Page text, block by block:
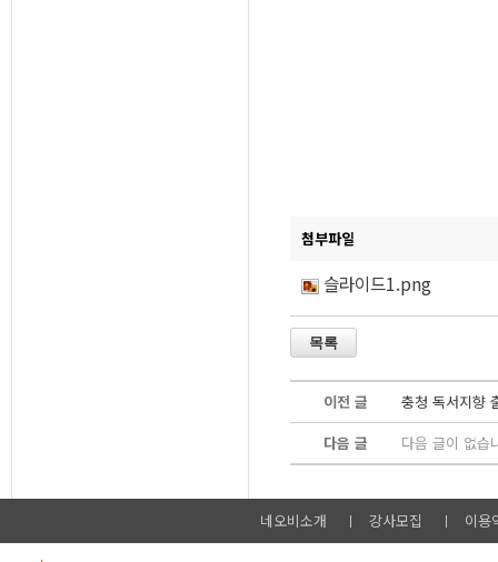
첨부파일
슬라이드1.png
이전 글
충청 독서지향
다음 글
다음 글이 없습
네오비소개 강사모집 이용